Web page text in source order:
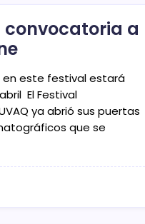
convocatoria a
este festival estará
El Festival
ya abrió sus puertas
que se